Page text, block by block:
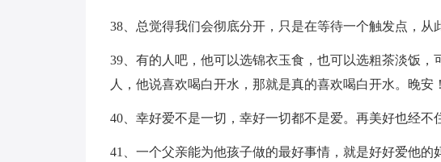
38、总觉得我们会彻底分开，只是在等待一个触发点，从
39、有的人吧，他可以选锦衣玉食，也可以选粗茶淡饭
人，他说喜欢喝白开水，那就是真的喜欢喝白开水。晚安！
40、幸好爱不是一切，幸好一切都不是爱。再美好也经不
41、一个父亲能为他孩子做的最好事情，就是好好爱他的